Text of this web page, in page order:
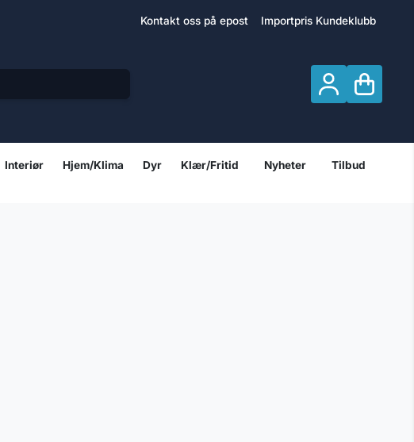
Kontakt oss på epost Importpris Kundeklubb
Interiør Hjem/Klima Dyr Klær/Fritid Nyheter
Tilbud